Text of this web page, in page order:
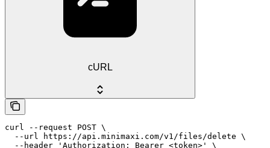
cURL
curl --request POST \
  --url https://api.minimaxi.com/v1/files/delete \
  --header 'Authorization: Bearer <token>' \